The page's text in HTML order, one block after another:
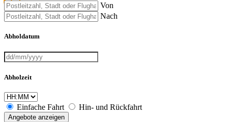
Von
Nach
Abholdatum
Abholzeit
Einfache Fahrt Hin- und Rückfahrt
Angebote anzeigen